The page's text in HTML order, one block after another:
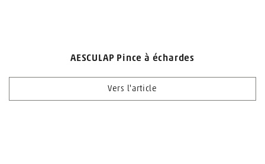
AESCULAP Pince à échardes
Vers l'article